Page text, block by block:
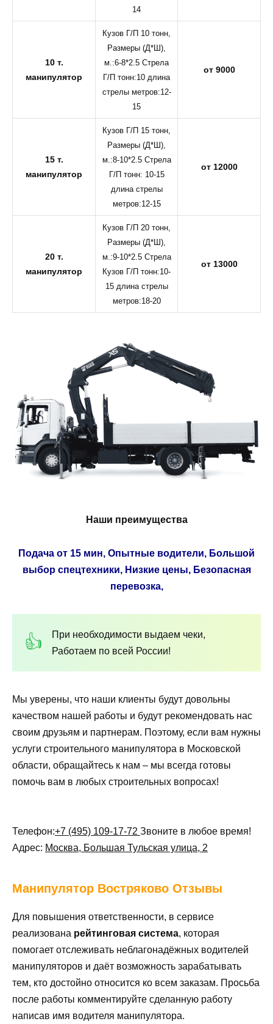
14
10 т.
манипулятор
Кузов Г/П 10 тонн,
Размеры (Д*Ш),
м.:6-8*2.5 Стрела
Г/П тонн:10 длина
стрелы метров:12-
15
от 9000
15 т.
манипулятор
Кузов Г/П 15 тонн,
Размеры (Д*Ш),
м.:8-10*2.5 Стрела
Г/П тонн: 10-15
длина стрелы
метров:12-15
от 12000
20 т.
манипулятор
Кузов Г/П 20 тонн,
Размеры (Д*Ш),
м.:9-10*2.5 Стрела
Кузов Г/П тонн:10-
15 длина стрелы
метров:18-20
от 13000
Наши преимущества
Подача от 15 мин, Опытные водители, Большой
выбор спецтехники, Низкие цены, Безопасная
перевозка,
При необходимости выдаем чеки,
Работаем по всей России!
Мы уверены, что наши клиенты будут довольны
качеством нашей работы и будут рекомендовать нас
своим друзьям и партнерам. Поэтому, если вам нужны
услуги строительного манипулятора в Московской
области, обращайтесь к нам – мы всегда готовы
помочь вам в любых строительных вопросах!
Телефон:+7 (495) 109-17-72 Звоните в любое время!
Адрес: Москва, Большая Тульская улица, 2
Манипулятор Востряково Отзывы
Для повышения ответственности, в сервисе
реализована рейтинговая система, которая
помогает отслеживать неблагонадёжных водителей
манипуляторов и даёт возможность зарабатывать
тем, кто достойно относится ко всем заказам. Просьба
после работы комментируйте сделанную работу
написав имя водителя манипулятора.